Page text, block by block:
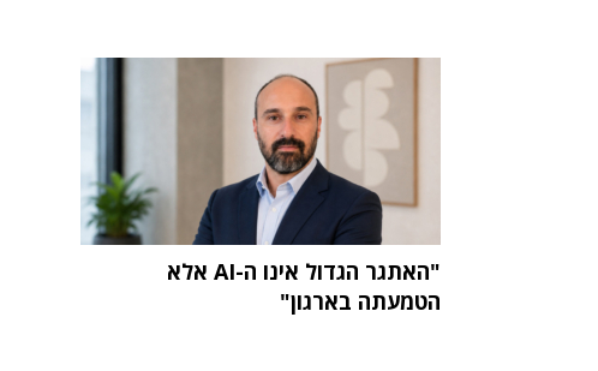
"האתגר הגדול אינו ה-AI אלא
הטמעתה בארגון"